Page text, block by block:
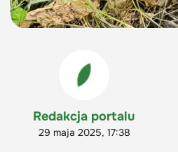
Redakcja portalu
29 maja 2025, 17:38